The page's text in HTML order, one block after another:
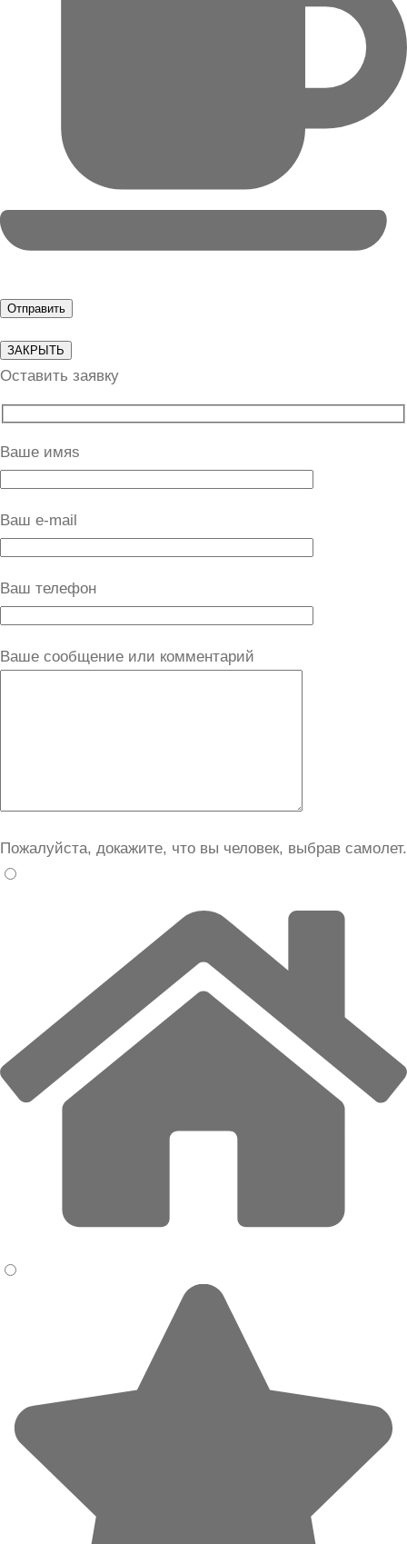
ЗАКРЫТЬ
Оставить заявку
Ваше имяs
Ваш e-mail
Ваш телефон
Ваше сообщение или комментарий
Пожалуйста, докажите, что вы человек, выбрав самолет.